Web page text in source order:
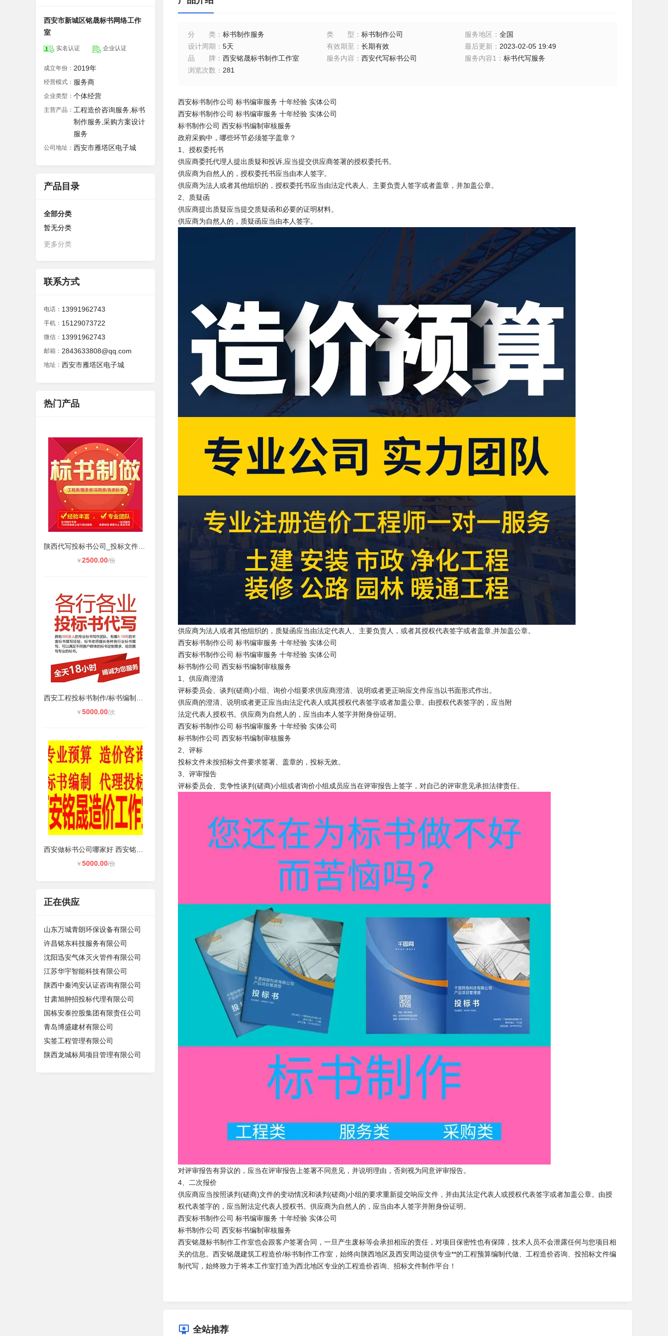
西安市新城区铭晟标书网络工作
室
实名认证 企业认证
成立年份： 2019年
经营模式： 服务商
企业类型： 个体经营
主营产品： 工程造价咨询服务,标书
制作服务,采购方案设计
服务
公司地址： 西安市雁塔区电子城
产品目录
全部分类
暂无分类
更多分类
联系方式
电话： 13991962743
手机： 15129073722
微信： 13991962743
邮箱： 2843633808@qq.com
地址： 西安市雁塔区电子城
热门产品
￥ 2500.00/份
￥ 5000.00/次
￥ 5000.00/份
正在供应
山东万城青朗环保设备有限公司
许昌铭东科技服务有限公司
沈阳迅安气体灭火管件有限公司
江苏华宇智能科技有限公司
陕西中秦鸿安认证咨询有限公司
甘肃旭翀招投标代理有限公司
国栋安泰控股集团有限责任公司
青岛博盛建材有限公司
实签工程管理有限公司
陕西龙城标局项目管理有限公司
分类 ： 标书制作服务 类型 ： 标书制作公司 服务地区 ：全国
设计周期 ： 5天 有效期至 ： 长期有效 最后更新 ： 2023-02-05 19:49
品牌 ： 西安铭晟标书制作工作室 服务内容 ： 西安代写标书公司 服务内容1 ：标书代写服务
浏览次数 ： 281
西安标书制作公司 标书编审服务 十年经验 实体公司
西安标书制作公司 标书编审服务 十年经验 实体公司
标书制作公司 西安标书编制审核服务
政府采购中，哪些环节必须签字盖章？
1、授权委托书
供应商委托代理人提出质疑和投诉,应当提交供应商签署的授权委托书。
供应商为自然人的，授权委托书应当由本人签字。
供应商为法人或者其他组织的，授权委托书应当由法定代表人、主要负责人签字或者盖章，并加盖公章。
2、质疑函
供应商提出质疑应当提交质疑函和必要的证明材料。
供应商为自然人的，质疑函应当由本人签字。
供应商为法人或者其他组织的，质疑函应当由法定代表人、主要负责人，或者其授权代表签字或者盖章,并加盖公章。
西安标书制作公司 标书编审服务 十年经验 实体公司
西安标书制作公司 标书编审服务 十年经验 实体公司
标书制作公司 西安标书编制审核服务
1、供应商澄清
评标委员会、谈判(磋商)小组、询价小组要求供应商澄清、说明或者更正响应文件应当以书面形式作出。
供应商的澄清、说明或者更正应当由法定代表人或其授权代表签字或者加盖公章。由授权代表签字的，应当附
法定代表人授权书。供应商为自然人的，应当由本人签字并附身份证明。
西安标书制作公司 标书编审服务 十年经验 实体公司
标书制作公司 西安标书编制审核服务
2、评标
投标文件未按招标文件要求签署、盖章的，投标无效。
3、评审报告
评标委员会、竞争性谈判(磋商)小组或者询价小组成员应当在评审报告上签字，对自己的评审意见承担法律责任。
对评审报告有异议的，应当在评审报告上签署不同意见，并说明理由，否则视为同意评审报告。
4、二次报价
供应商应当按照谈判(磋商)文件的变动情况和谈判(磋商)小组的要求重新提交响应文件，并由其法定代表人或授权代表签字或者加盖公章。由授
权代表签字的，应当附法定代表人授权书。供应商为自然人的，应当由本人签字并附身份证明。
西安标书制作公司 标书编审服务 十年经验 实体公司
标书制作公司 西安标书编制审核服务
西安铭晟标书制作工作室也会跟客户签署合同，一旦产生废标等会承担相应的责任，对项目保密性也有保障，技术人员不会泄露任何与您项目相
关的信息。西安铭晟建筑工程造价/标书制作工作室，始终向陕西地区及西安周边提供专业**的工程预算编制代做、工程造价咨询、投招标文件编
制代写，始终致力于将本工作室打造为西北地区专业的工程造价咨询、招标文件制作平台！
全站推荐